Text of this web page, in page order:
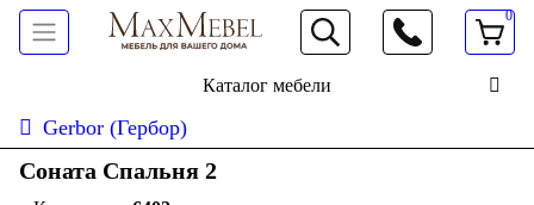
066 472 19 61
0
Каталог мебели
Gerbor (Гербор)
Соната Спальня 2